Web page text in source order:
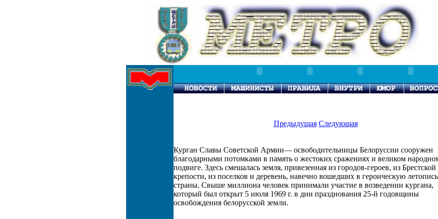
Предыдущая Следующая
Курган Славы Советской Армии— освободительницы Белоруссии сооружен
благодарными потомками в память о жестоких сражениях и великом
подвиге. Здесь смешалась земля, привезенная из городов-героев, из Брестской
крепости, из поселков и деревень, навечно вошедших в героическую летопись
страны. Свыше миллиона человек принимали участие в возведении кургана,
который был открыт 5 июля 1969 г. в дни празднования 25-й годовщины
освобождения белорусской земли.